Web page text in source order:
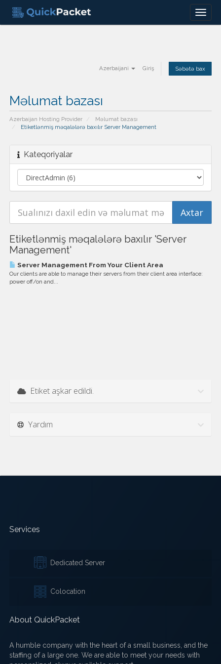
Menu
Azerbaijani Giriş Səbətə bax
Məlumat bazası
Azerbaijan Hosting Provider
Məlumat bazası
Etiketlənmiş məqalələrə baxılır Server Management
Kateqoriyalar
Etiketlənmiş məqalələrə baxılır 'Server
Management'
Server Management From Your Client Area
Our clients are able to manage their servers from their client area interface:
power off/on and...
Etiket aşkar edildi.
Yardım
Services
Dedicated Server
Colocation
About QuickPacket
A humble company with the heart of a small business, and the
staffing of a large one. We are able to meet your needs with